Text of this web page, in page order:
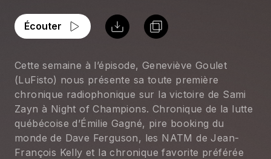
Écouter
Cette semaine à l’épisode, Geneviève Goulet
(LuFisto) nous présente sa toute première
chronique radiophonique sur la victoire de Sami
Zayn à Night of Champions. Chronique de la lutte
québécoise d’Émilie Gagné, pire booking du
monde de Dave Ferguson, les NATM de Jean-
François Kelly et la chronique favorite préférée